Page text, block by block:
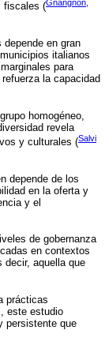
fiscales (Gnangnon,
en gran
italianos
para
la capacidad
homogéneo,
revela
y culturales (Salvi
depende de los
en la oferta y
y el
de gobernanza
en contextos
decir, aquella que
prácticas
este estudio
persistente que